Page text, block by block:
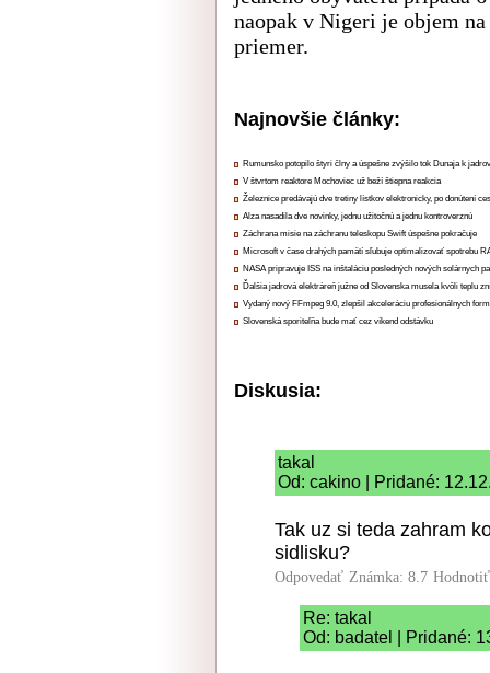
naopak v Nigeri je objem
priemer.
Najnovšie články:
Rumunsko potopilo štyri člny a úspešne zvýšilo tok Dunaja k
V štvrtom reaktore Mochoviec už beží štiepna reakcia
Železnice predávajú dve tretiny lístkov elektronicky, po donútení
Alza nasadila dve novinky, jednu užitočnú a jednu kontroverznú
Záchrana misie na záchranu teleskopu Swift úspešne pokračuje
Microsoft v čase drahých pamätí sľubuje optimalizovať spotrebu
NASA pripravuje ISS na inštaláciu posledných nových solárnych
Ďalšia jadrová elektráreň južne od Slovenska musela kvôli teplu
Vydaný nový FFmpeg 9.0, zlepšil akceleráciu profesionálnych
Slovenská sporiteľňa bude mať cez víkend odstávku
Diskusia:
takal
Od: cakino | Pridané:
Tak uz si teda zahram
sidlisku?
Odpovedať Známka: 8.7
Re: takal
Od: badatel | Pridané: